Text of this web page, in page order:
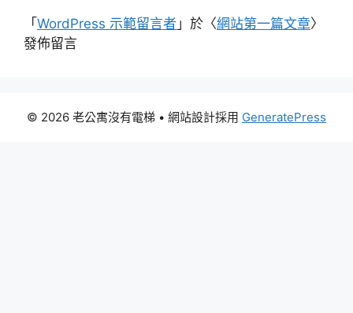
「WordPress 示範留言者 」於〈網站第一篇文章〉
發佈留言
© 2026 老公寓沒有電梯 • 網站設計採用 GeneratePress